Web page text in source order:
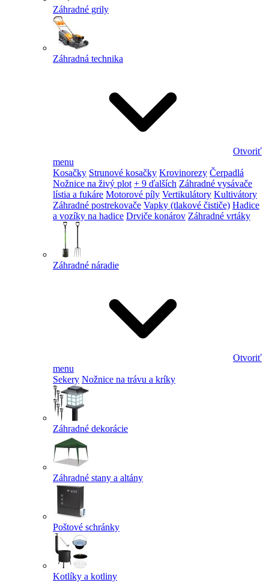
Záhradné grily
Záhradná technika
Otvoriť
menu
Kosačky Strunové kosačky Krovinorezy Čerpadlá
Nožnice na živý plot + 9 ďalších Záhradné vysávače
lístia a fukáre Motorové píly Vertikulátory Kultivátory
Záhradné postrekovače Vapky (tlakové čističe) Hadice
a vozíky na hadice Drviče konárov Záhradné vrtáky
Záhradné náradie
Otvoriť
menu
Sekery Nožnice na trávu a kríky
Záhradné dekorácie
Záhradné stany a altány
Poštové schránky
Kotlíky a kotliny